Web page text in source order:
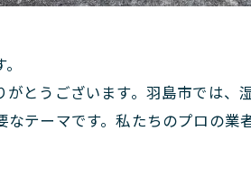
とうございます。羽島市では
テーマです。私たちのプロの